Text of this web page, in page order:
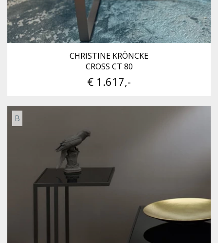
CHRISTINE KRÖNCKE
CROSS CT 80
€ 1.617,-
B